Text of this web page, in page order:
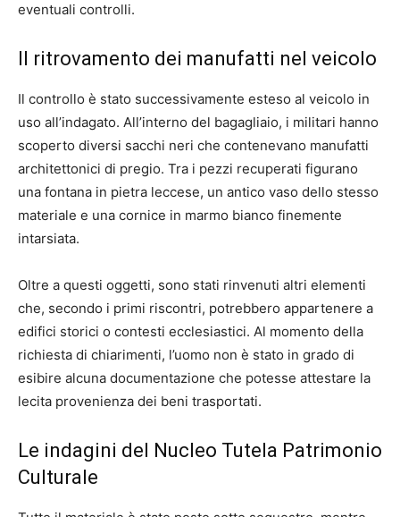
eventuali controlli.
Il ritrovamento dei manufatti nel veicolo
Il controllo è stato successivamente esteso al veicolo in
uso all’indagato. All’interno del bagagliaio, i militari hanno
scoperto diversi sacchi neri che contenevano manufatti
architettonici di pregio. Tra i pezzi recuperati figurano
una fontana in pietra leccese, un antico vaso dello stesso
materiale e una cornice in marmo bianco finemente
intarsiata.
Oltre a questi oggetti, sono stati rinvenuti altri elementi
che, secondo i primi riscontri, potrebbero appartenere a
edifici storici o contesti ecclesiastici. Al momento della
richiesta di chiarimenti, l’uomo non è stato in grado di
esibire alcuna documentazione che potesse attestare la
lecita provenienza dei beni trasportati.
Le indagini del Nucleo Tutela Patrimonio
Culturale